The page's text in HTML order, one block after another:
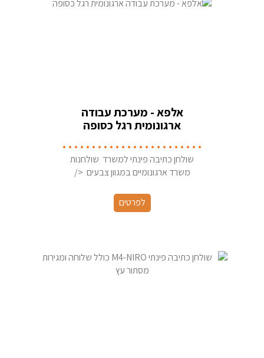
אלפא - מערכת עבודה
ארגונומית רגל כסופה
שולחן כתיבה פינתי למשרד שולחנות
משרד ארגונומיים במגוון צבעים </
לפרטים